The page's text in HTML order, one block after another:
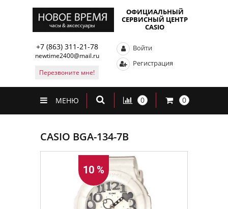
ОФИЦИАЛЬНЫЙ
СЕРВИСНЫЙ ЦЕНТР
CASIO
+7 (863) 311-21-78
newtime2400@mail.ru
Перезвоните мне!
Войти
Регистрация
МЕНЮ 0 0
CASIO BGA-134-7B
10 %